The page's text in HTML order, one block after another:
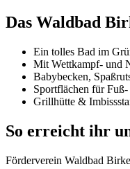
Das Waldbad
Ein tolles Bad im
Mit Wettkampf- und
Babybecken,
Sportflächen für
Grillhütte &
So erreicht ihr
Förderverein Waldbad